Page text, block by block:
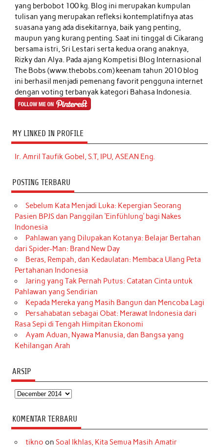
yang berbobot 100 kg. Blog ini merupakan kumpulan
tulisan yang merupakan refleksi kontemplatifnya atas
suasana yang ada disekitarnya, baik yang penting,
maupun yang kurang penting. Saat ini tinggal di Cikarang
bersama istri, Sri Lestari serta kedua orang anaknya,
Rizky dan Alya. Pada ajang Kompetisi Blog Internasional
The Bobs (www.thebobs.com) keenam tahun 2010 blog
ini berhasil menjadi pemenang favorit pengguna internet
dengan voting terbanyak kategori Bahasa Indonesia.
MY LINKED IN PROFILE
Ir. Amril Taufik Gobel, S.T, IPU, ASEAN Eng.
POSTING TERBARU
Sebelum Kata Menjadi Luka: Kepergian Seorang
Pasien BPJS dan Panggilan ‘Einfühlung’ bagi Nakes
Indonesia
Pahlawan yang Dilupakan Kotanya: Belajar Bertahan
dari Spider-Man: Brand New Day
Beras, Rempah, dan Kedaulatan: Membaca Ulang Peta
Pertahanan Indonesia
Jaring yang Tak Pernah Putus: Catatan Cinta untuk
Pahlawan yang Sendirian
Kepada Mereka yang Masih Bangun dan Mencoba Lagi
Persahabatan sebagai Obat: Merawat Indonesia dari
Rasa Sepi di Tengah Himpitan Ekonomi
Ayam Aduan, Nyawa Manusia, dan Bangsa yang
Kehilangan Arah
ARSIP
Arsip
KOMENTAR TERBARU
tikno on Soal Ikhlas, Kita Semua Masih Amatir